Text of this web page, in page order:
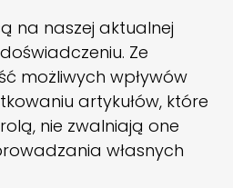
na naszej aktualnej
Ze
możliwych wpływów
artykułów, które
nie zwalniają one
własnych